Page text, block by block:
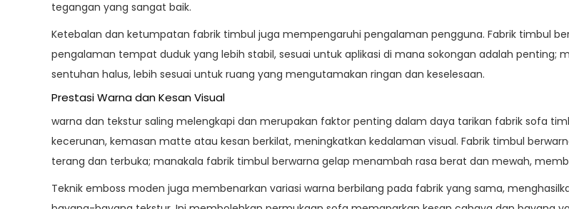
tegangan yang sangat baik.
Ketebalan dan ketumpatan fabrik timbul juga mempengaruhi pengalaman pengguna. Fabrik timbul
pengalaman tempat duduk yang lebih stabil, sesuai untuk aplikasi di mana sokongan adalah
sentuhan halus, lebih sesuai untuk ruang yang mengutamakan ringan dan keselesaan.
Prestasi Warna dan Kesan Visual
warna dan tekstur saling melengkapi dan merupakan faktor penting dalam daya tarikan fabrik sofa
kecerunan, kemasan matte atau kesan berkilat, meningkatkan kedalaman visual. Fabrik timbul
terang dan terbuka; manakala fabrik timbul berwarna gelap menambah rasa berat dan mewah,
Teknik emboss moden juga membenarkan variasi warna berbilang pada fabrik yang sama,